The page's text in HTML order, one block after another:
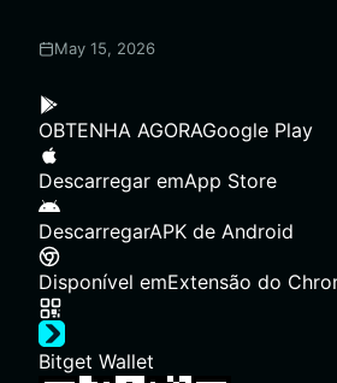
May 15, 2026
OBTENHA AGORAGoogle Play
Descarregar emApp Store
DescarregarAPK de Android
Disponível emExtensão do
Bitget Wallet